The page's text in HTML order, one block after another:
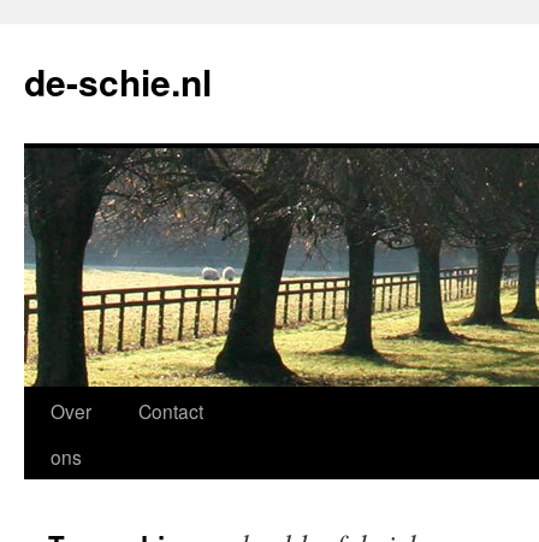
de-schie.nl
Spring
naar
Over
ons
Contact